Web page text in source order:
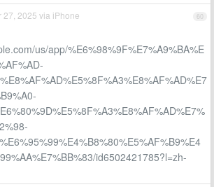
60
27, 2025 via iPhone
us/app/%E6%98%9F%E7%A9%BA%E
id6502421785?l=zh-